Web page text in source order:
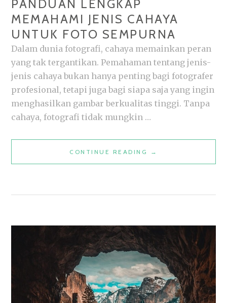
PANDUAN LENGKAP
MEMAHAMI JENIS CAHAYA
UNTUK FOTO SEMPURNA
Dalam dunia fotografi, cahaya memainkan peran
yang tak tergantikan. Pemahaman tentang jenis-
jenis cahaya bukan hanya penting bagi fotografer
profesional, tetapi juga bagi siapa saja yang ingin
menghasilkan gambar berkualitas tinggi. Tanpa
cahaya, fotografi tidak mungkin …
CONTINUE READING
PANDUAN
LENGKAP
SEMPURNA
→